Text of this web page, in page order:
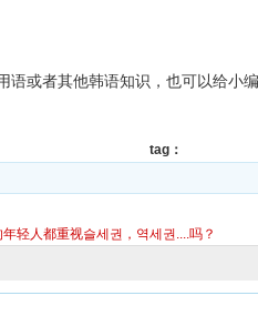
语或者其他韩语知识，也可以给小
tag：
轻人都重视슬세권，역세권....吗？